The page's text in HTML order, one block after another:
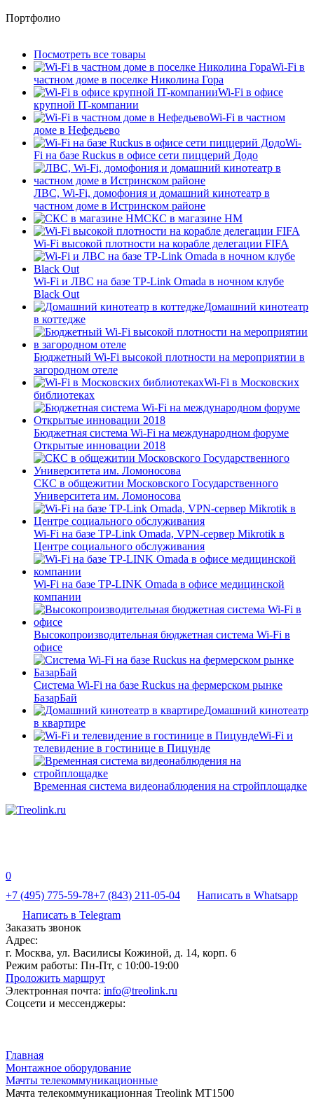
Портфолио
Посмотреть все товары
Wi-Fi в
частном доме в поселке Николина Гора
Wi-Fi в офисе
крупной IT-компании
Wi-Fi в частном
доме в Нефедьево
Wi-
Fi на базе Ruckus в офисе сети пиццерий Додо
ЛВС, Wi-Fi, домофония и домашний кинотеатр в
частном доме в Истринском районе
СКС в магазине HM
Wi-Fi высокой плотности на корабле делегации FIFA
Wi-Fi и ЛВС на базе TP-Link Omada в ночном клубе
Black Out
Домашний кинотеатр
в коттедже
Бюджетный Wi-Fi высокой плотности на мероприятии в
загородном отеле
Wi-Fi в Московских
библиотеках
Бюджетная система Wi-Fi на международном форуме
Открытые инновации 2018
СКС в общежитии Московского Государственного
Университета им. Ломоносова
Wi-Fi на базе TP-Link Omada, VPN-сервер Mikrotik в
Центре социального обслуживания
Wi-Fi на базе TP-LINK Omada в офисе медицинской
компании
Высокопроизводительная бюджетная система Wi-Fi в
офисе
Система Wi-Fi на базе Ruckus на фермерском рынке
БазарБай
Домашний кинотеатр
в квартире
Wi-Fi и
телевидение в гостинице в Пицунде
Временная система видеонаблюдения на стройплощадке
0
+7 (495) 775-59-78+7 (843) 211-05-04
Написать в Whatsapp
Написать в Telegram
Заказать звонок
Адрес:
г. Москва, ул. Василисы Кожиной, д. 14, корп. 6
Режим работы: Пн-Пт, с 10:00-19:00
Проложить маршрут
Электронная почта: info@treolink.ru
Соцсети и мессенджеры:
Главная
Монтажное оборудование
Мачты телекоммуникационные
Мачта телекоммуникационная Treolink MT1500